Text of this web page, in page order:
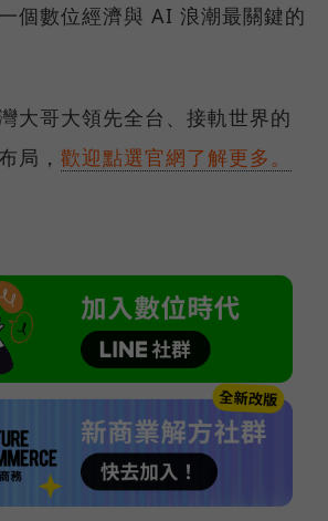
個數位經濟與 AI 浪潮最關鍵的
大哥大領先全台、接軌世界的
局， 歡迎點選官網了解更多。